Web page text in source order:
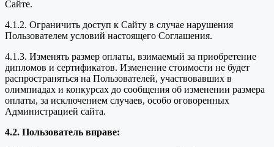
Сайте.
4.1.2. Ограничить доступ к Сайту в случае нарушения
Пользователем условий настоящего Соглашения.
4.1.3. Изменять размер оплаты, взимаемый за приобретение
дипломов и сертификатов. Изменение стоимости не будет
распространяться на Пользователей, участвовавших в
олимпиадах и конкурсах до сообщения об изменении размера
оплаты, за исключением случаев, особо оговоренных
Администрацией сайта.
4.2. Пользователь вправе: